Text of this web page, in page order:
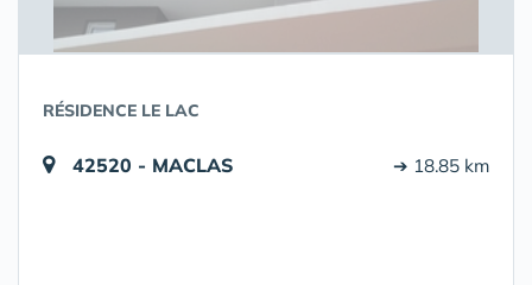
RÉSIDENCE LE LAC
42520 - MACLAS ➔ 18.85 km